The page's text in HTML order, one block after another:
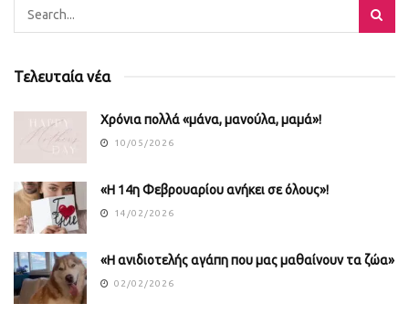
Τελευταία νέα
Χρόνια πολλά «μάνα, μανούλα, μαμά»!
10/05/2026
«Η 14η Φεβρουαρίου ανήκει σε όλους»!
14/02/2026
«Η ανιδιοτελής αγάπη που μας μαθαίνουν τα ζώα»
02/02/2026